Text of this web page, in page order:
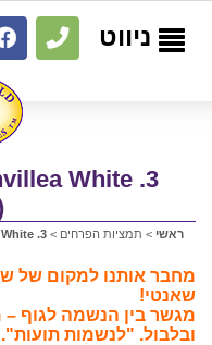
ניווט
ראשי > תמציות הפרחים > 3. Bougainvillea White – בוגנוויליה (לבנה)
מחבר אותנו למקום של
שאנטי!
מגשר בין הנשמה לגוף –
ובלבול. "לנשמות תועות".